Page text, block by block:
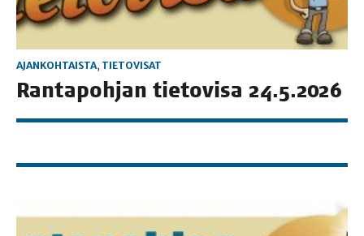
AJANKOHTAISTA, TIETOVISAT
Ran­ta­poh­jan tie­to­vi­sa 24.5.2026